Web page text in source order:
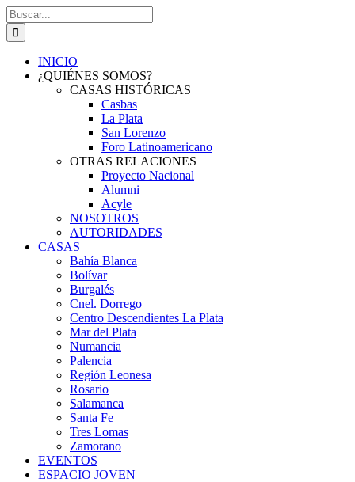
Saltar
al
contenido
Buscar:
INICIO
¿QUIÉNES SOMOS?
CASAS HISTÓRICAS
Casbas
La Plata
San Lorenzo
Foro Latinoamericano
OTRAS RELACIONES
Proyecto Nacional
Alumni
Acyle
NOSOTROS
AUTORIDADES
CASAS
Bahía Blanca
Bolívar
Burgalés
Cnel. Dorrego
Centro Descendientes La Plata
Mar del Plata
Numancia
Palencia
Región Leonesa
Rosario
Salamanca
Santa Fe
Tres Lomas
Zamorano
EVENTOS
ESPACIO JOVEN